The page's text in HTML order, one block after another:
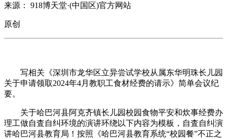
来源： 918博天堂·(中国区)官方网站
原创
写相关《深圳市龙华区立异尝试学校从属东华明珠长儿园
关于申请领取2024年4月教职工食材经费的请示》简单会议纪
要。
关于哈巴河县阿克齐镇长儿园校园食物平安和炊事经费办
理工做自査自纠环境的演讲环绕以下内容为模板，自査自纠演
讲哈巴河县教育局！按照《哈巴河县教育系统“校园餐”不正之